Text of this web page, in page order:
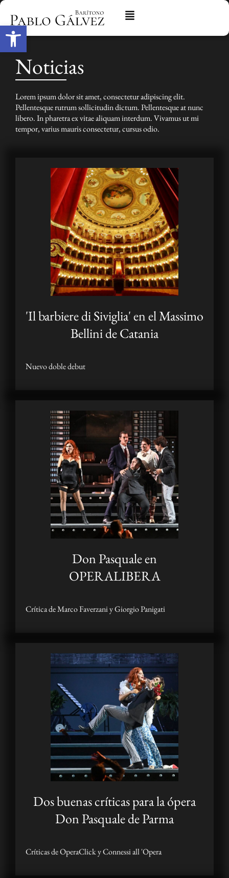
Abrir barra de herramientas
Noticias
Lorem ipsum dolor sit amet, consectetur adipiscing elit.
Pellentesque rutrum sollicitudin dictum. Pellentesque at nunc
libero. In pharetra ex vitae aliquam interdum. Vivamus ut mi
tempor, varius mauris consectetur, cursus odio.
'Il barbiere di Siviglia' en el Massimo
Bellini de Catania
Nuevo doble debut
Don Pasquale en
OPERALIBERA
Crítica de Marco Faverzani y Giorgio Panigati
Dos buenas críticas para la ópera
Don Pasquale de Parma
Críticas de OperaClick y Connessi all 'Opera